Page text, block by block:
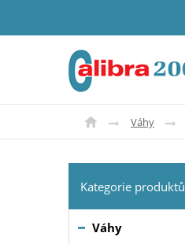
Váhy
Kategorie produktů
Váhy